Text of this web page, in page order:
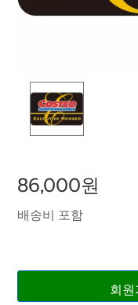
86,000원
배송비 포함
회원